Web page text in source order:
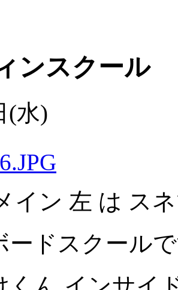
ンスクール
(水)
イン 左 は ス
ードスクール